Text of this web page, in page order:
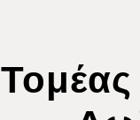
Τομέας